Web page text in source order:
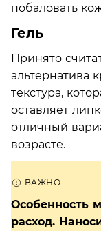
побаловать
Гель
Принято
альтернатива
текстура,
оставляет
отличный
возрасте.
Особенность
расход.